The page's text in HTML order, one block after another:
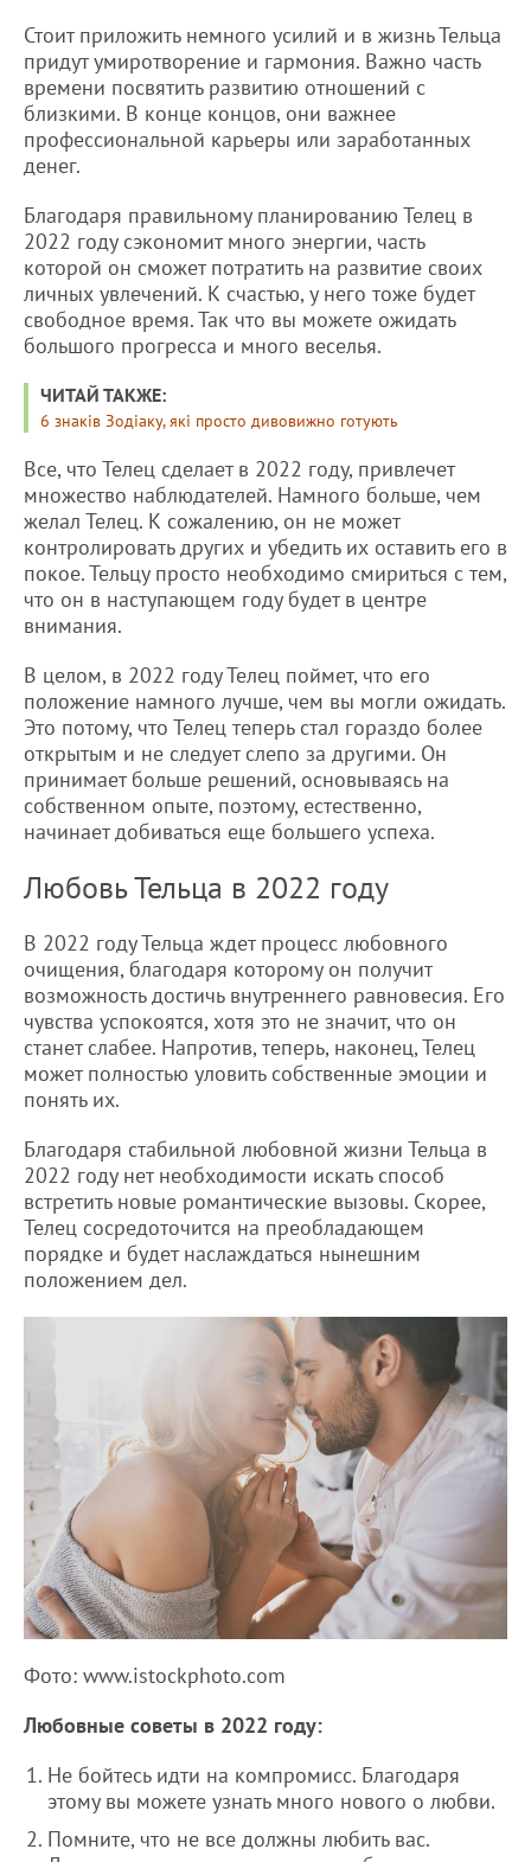
Стоит приложить немного усилий и в жизнь Тельца
придут умиротворение и гармония. Важно часть
времени посвятить развитию отношений с
близкими. В конце концов, они важнее
профессиональной карьеры или заработанных
денег.
Благодаря правильному планированию Телец в
2022 году сэкономит много энергии, часть
которой он сможет потратить на развитие своих
личных увлечений. К счастью, у него тоже будет
свободное время. Так что вы можете ожидать
большого прогресса и много веселья.
ЧИТАЙ ТАКЖЕ:
6 знаків Зодіаку, які просто дивовижно готують
Все, что Телец сделает в 2022 году, привлечет
множество наблюдателей. Намного больше, чем
желал Телец. К сожалению, он не может
контролировать других и убедить их оставить его в
покое. Тельцу просто необходимо смириться с тем,
что он в наступающем году будет в центре
внимания.
В целом, в 2022 году Телец поймет, что его
положение намного лучше, чем вы могли ожидать.
Это потому, что Телец теперь стал гораздо более
открытым и не следует слепо за другими. Он
принимает больше решений, основываясь на
собственном опыте, поэтому, естественно,
начинает добиваться еще большего успеха.
Любовь Тельца в 2022 году
В 2022 году Тельца ждет процесс любовного
очищения, благодаря которому он получит
возможность достичь внутреннего равновесия. Его
чувства успокоятся, хотя это не значит, что он
станет слабее. Напротив, теперь, наконец, Телец
может полностью уловить собственные эмоции и
понять их.
Благодаря стабильной любовной жизни Тельца в
2022 году нет необходимости искать способ
встретить новые романтические вызовы. Скорее,
Телец сосредоточится на преобладающем
порядке и будет наслаждаться нынешним
положением дел.
Фото: www.istockphoto.com
Любовные советы в 2022 году:
Не бойтесь идти на компромисс. Благодаря
этому вы можете узнать много нового о любви.
Помните, что не все должны любить вас.